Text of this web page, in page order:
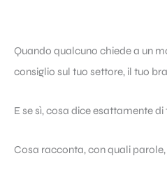
Quando qualcuno chiede a un
consiglio sul tuo settore, il tuo
E se sì, cosa dice esattamente di
Cosa racconta, con quali